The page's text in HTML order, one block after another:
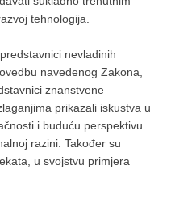
tehnologija.
nevladinih
navedenog Zakona,
znanstvene
prikazali iskustva u
i buduću perspektivu
razini. Također su
u svojstvu primjera